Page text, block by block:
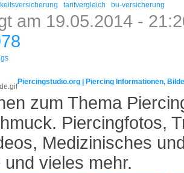
tarifvergleich bu-versicherung
am 19.05.2014 -
Piercingstudio.org | Piercing Informationen,
zum Thema
Piercingfotos,
Medizinisches
vieles mehr.